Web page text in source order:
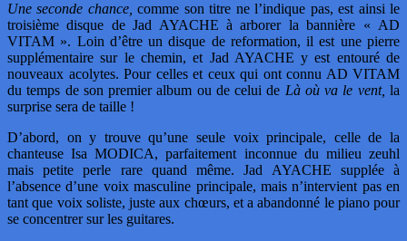
Une seconde chance, comme son titre ne l’indique pas, est ainsi le
troisième disque de Jad AYACHE à arborer la bannière « AD
VITAM ». Loin d’être un disque de reformation, il est une pierre
supplémentaire sur le chemin, et Jad AYACHE y est entouré de
nouveaux acolytes. Pour celles et ceux qui ont connu AD VITAM
du temps de son premier album ou de celui de Là où va le vent, la
surprise sera de taille !
D’abord, on y trouve qu’une seule voix principale, celle de la
chanteuse Isa MODICA, parfaitement inconnue du milieu zeuhl
mais petite perle rare quand même. Jad AYACHE supplée à
l’absence d’une voix masculine principale, mais n’intervient pas en
tant que voix soliste, juste aux chœurs, et a abandonné le piano pour
se concentrer sur les guitares.